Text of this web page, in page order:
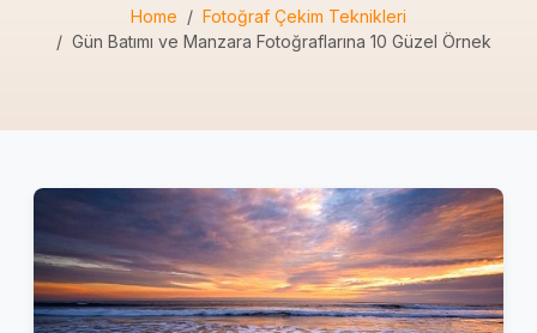
Home
Fotoğraf Çekim Teknikleri
Gün Batımı ve Manzara Fotoğraflarına 10 Güzel Örnek